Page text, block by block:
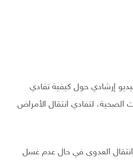
إرشادي حول كيفية تفادي
الصحية، لتفادي انتقال الأمراض
العدوى في حال عدم غسل